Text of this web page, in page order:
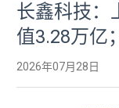
长鑫科技：
值3.28万亿
2026年07月28日